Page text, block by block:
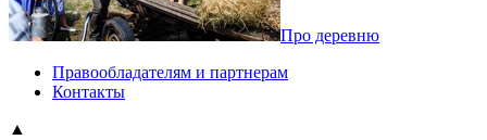
Про деревню
Правообладателям и партнерам
Контакты
▲